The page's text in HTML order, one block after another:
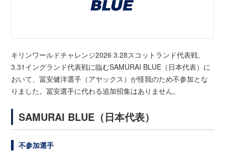
キリンワールドチャレンジ2026 3.28スコットランド代表戦、
3.31イングランド代表戦に臨むSAMURAI BLUE（日本代表）に
おいて、冨安健洋選手（アヤックス）が怪我のため不参加とな
りました。冨安選手に代わる追加招集はありません。
SAMURAI BLUE（日本代表）
不参加選手